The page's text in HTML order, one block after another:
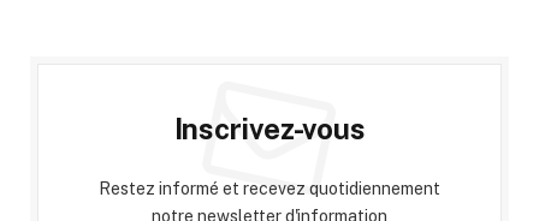
Inscrivez-vous
Restez informé et recevez quotidiennement
notre newsletter d'information